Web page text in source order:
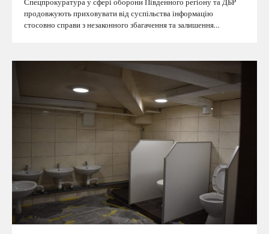
продовжують приховувати від суспільства інформацію
стосовно справи з незаконного збагачення та залишення…